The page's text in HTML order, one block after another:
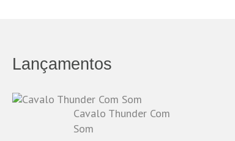
Lançamentos
Cavalo Thunder Com
Som